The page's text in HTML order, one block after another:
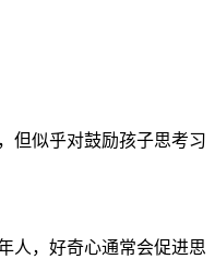
但似乎对鼓励孩子思考习
人，好奇心通常会促进思